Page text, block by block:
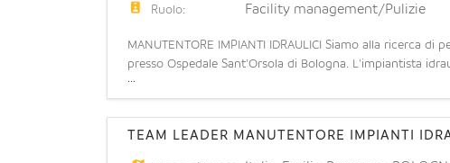
Ruolo: Facility management/Pulizie
MANUTENTORE IMPIANTI IDRAULICI Siamo alla
presso Ospedale Sant'Orsola di Bologna. L'impiantista
di sistemi idrici, termici e di climatizzazion
...
TEAM LEADER MANUTENTORE IMPIANTI